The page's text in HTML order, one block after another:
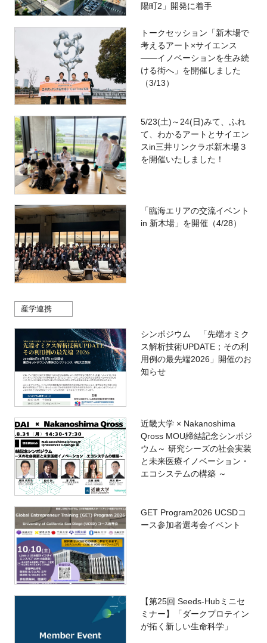
陽町2」開発に着手
トークセッション「新木場で
考えるアート×サイエンス
――イノベーションを生み続
ける街へ」を開催しました
（3/13）
5/23(土)～24(日)みて、ふれ
て、わかるアートとサイエン
スin三井リンクラボ新木場３
を開催いたしました！
「臨海エリアの交流イベント
in 新木場」を開催（4/28）
産学連携
シンポジウム 「先端オミク
ス解析技術UPDATE；その利
用例の最先端2026」開催のお
知らせ
近畿大学 × Nakanoshima
Qross MOU締結記念シンポジ
ウム～ 研究シーズの社会実装
と未来医療イノベーション・
エコシステムの構築 ～
GET Program2026 UCSDコ
ース参加者選考会イベント
【第25回 Seeds-Hubミニセ
ミナー】「ダークプロテイン
が拓く新しい生命科学」